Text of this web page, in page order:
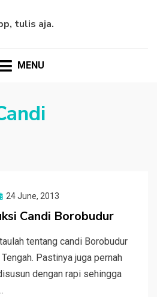
tulis aja.
MENU
24 June, 2013
Candi Borobudur
tentang candi Borobudur
Pastinya juga pernah
dengan rapi sehingga